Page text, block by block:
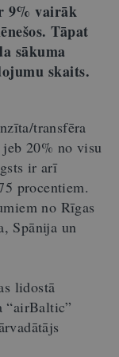
9% vairāk
Tāpat
sākuma
skaits.
transfēra
20% no visu
ir arī
procentiem.
no Rīgas
Spānija un
lidostā
“airBaltic”